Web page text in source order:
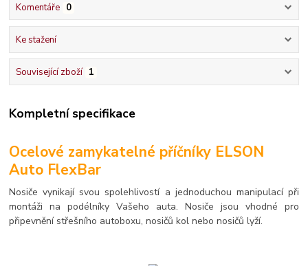
Komentáře 0
Ke stažení
Související zboží 1
Kompletní specifikace
Ocelové zamykatelné příčníky ELSON
Auto FlexBar
Nosiče vynikají svou spolehlivostí a jednoduchou manipulací při
montáži na podélníky Vašeho auta. Nosiče jsou vhodné pro
připevnění střešního autoboxu, nosičů kol nebo nosičů lyží.